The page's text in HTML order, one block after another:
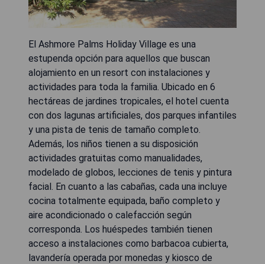
El Ashmore Palms Holiday Village es una
estupenda opción para aquellos que buscan
alojamiento en un resort con instalaciones y
actividades para toda la familia. Ubicado en 6
hectáreas de jardines tropicales, el hotel cuenta
con dos lagunas artificiales, dos parques infantiles
y una pista de tenis de tamaño completo.
Además, los niños tienen a su disposición
actividades gratuitas como manualidades,
modelado de globos, lecciones de tenis y pintura
facial. En cuanto a las cabañas, cada una incluye
cocina totalmente equipada, baño completo y
aire acondicionado o calefacción según
corresponda. Los huéspedes también tienen
acceso a instalaciones como barbacoa cubierta,
lavandería operada por monedas y kiosco de